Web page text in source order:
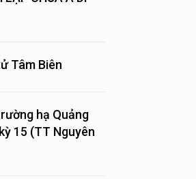
Tâm Biên
hạ Quảng
15 (TT Nguyên